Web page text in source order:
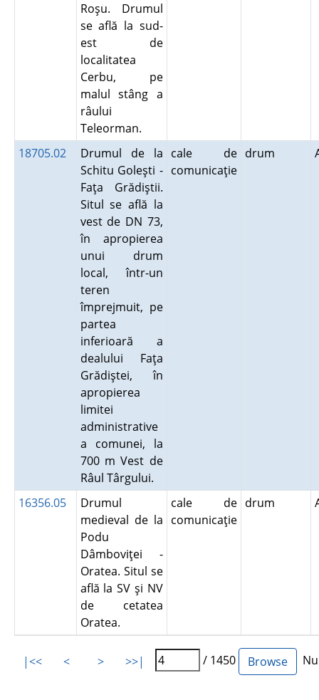
Roşu. Drumul
se află la sud-
est de
localitatea
Cerbu, pe
malul stâng a
râului
Teleorman.
18705.02
Drumul de la
Schitu Goleşti -
Faţa Grădiştii.
Situl se află la
vest de DN 73,
în apropierea
unui drum
local, într-un
teren
împrejmuit, pe
partea
inferioară a
dealului Faţa
Grădiştei, în
apropierea
limitei
administrative
a comunei, la
700 m Vest de
Râul Târgului.
cale de
comunicaţie
drum
16356.05
Drumul
medieval de la
Podu
Dâmboviţei -
Oratea. Situl se
află la SV şi NV
de cetatea
Oratea.
cale de
comunicaţie
drum
|<< < > >>| / 1450